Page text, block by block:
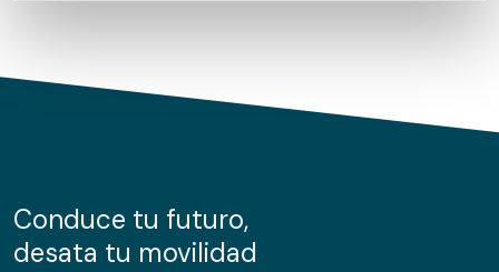
de cookies.
información sobre el uso que haga del sitio web con
nuestros partners de redes sociales, publicidad y análisis
Conduce tu futuro,
desata tu movilidad